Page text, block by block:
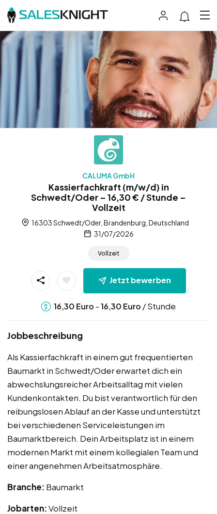
CALUMA GmbH
Kassierfachkraft (m/w/d) in
Schwedt/Oder – 16,30 € / Stunde –
Vollzeit
16303 Schwedt/Oder, Brandenburg, Deutschland
31/07/2026
Vollzeit
Jetzt bewerben
16,30 Euro -16,30 Euro / Stunde
Jobbeschreibung
Als Kassierfachkraft in einem gut frequentierten
Baumarkt in Schwedt/Oder erwartet dich ein
abwechslungsreicher Arbeitsalltag mit vielen
Kundenkontakten. Du bist verantwortlich für den
reibungslosen Ablauf an der Kasse und unterstützt
bei verschiedenen Serviceleistungen im
Baumarktbereich. Dein Arbeitsplatz ist in einem
modernen Markt mit einem kollegialen Team und
einer angenehmen Arbeitsatmosphäre.
Branche: Baumarkt
Jobarten:Vollzeit